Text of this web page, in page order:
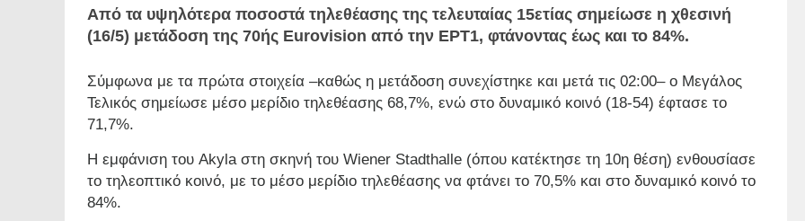
Από τα υψηλότερα ποσοστά τηλεθέασης της τελευταίας 15ετίας σημείωσε η χθεσινή
(16/5) μετάδοση της 70ής Eurovision από την ΕΡΤ1, φτάνοντας έως και το 84%.
Σύμφωνα με τα πρώτα στοιχεία –καθώς η μετάδοση συνεχίστηκε και μετά τις 02:00– ο Μεγάλος
Τελικός σημείωσε μέσο μερίδιο τηλεθέασης 68,7%, ενώ στο δυναμικό κοινό (18-54) έφτασε το
71,7%.
Η εμφάνιση του Akyla στη σκηνή του Wiener Stadthalle (όπου κατέκτησε τη 10η θέση) ενθουσίασε
το τηλεοπτικό κοινό, με το μέσο μερίδιο τηλεθέασης να φτάνει το 70,5% και στο δυναμικό κοινό το
84%.